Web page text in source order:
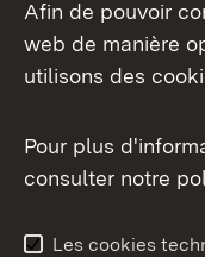
Aperçu des
Afin de pouvoir
web de manière
utilisons des
Pour plus
consulter notre
Les cookies